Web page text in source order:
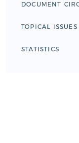
DOCUMENT
TOPICAL ISSUES
STATISTICS